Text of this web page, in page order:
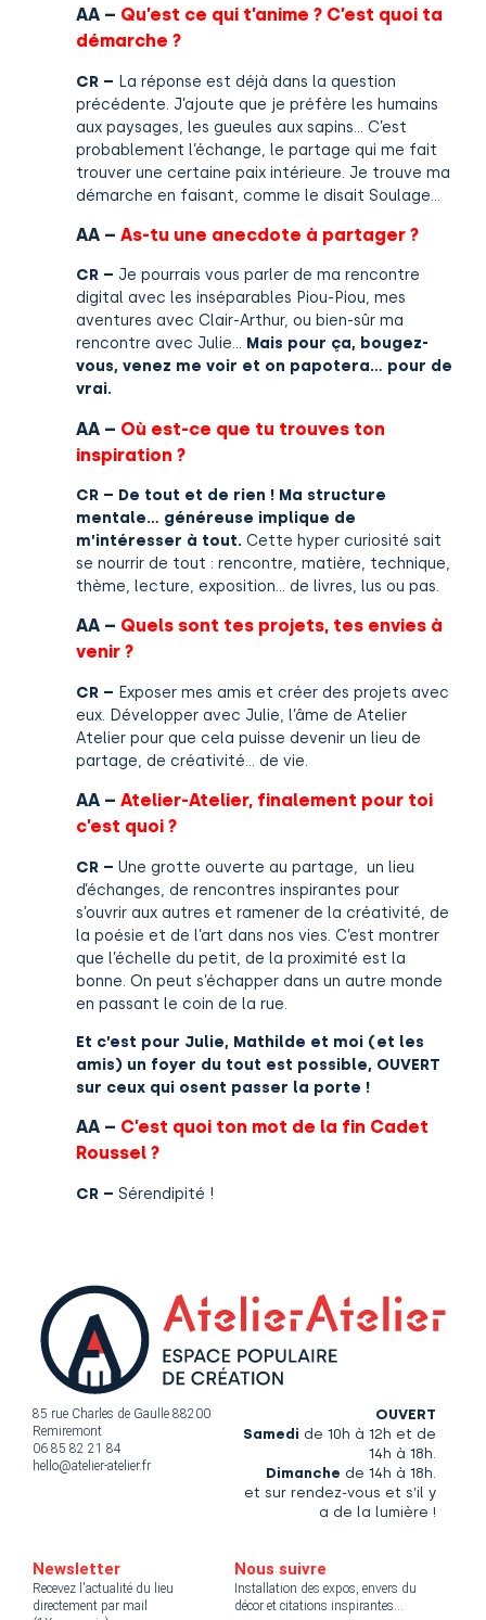
AA – Qu’est ce qui t’anime ? C’est quoi ta
démarche ?
CR – La réponse est déjà dans la question
précédente. J’ajoute que je préfère les humains
aux paysages, les gueules aux sapins… C’est
probablement l’échange, le partage qui me fait
trouver une certaine paix intérieure. Je trouve ma
démarche en faisant, comme le disait Soulage…
AA – As-tu une anecdote à partager ?
CR – Je pourrais vous parler de ma rencontre
digital avec les inséparables Piou-Piou, mes
aventures avec Clair-Arthur, ou bien-sûr ma
rencontre avec Julie… Mais pour ça, bougez-
vous, venez me voir et on papotera… pour de
vrai.
AA – Où est-ce que tu trouves ton
inspiration ?
CR – De tout et de rien ! Ma structure
mentale… généreuse implique de
m’intéresser à tout. Cette hyper curiosité sait
se nourrir de tout : rencontre, matière, technique,
thème, lecture, exposition… de livres, lus ou pas.
AA – Quels sont tes projets, tes envies à
venir ?
CR – Exposer mes amis et créer des projets avec
eux. Développer avec Julie, l’âme de Atelier
Atelier pour que cela puisse devenir un lieu de
partage, de créativité… de vie.
AA – Atelier-Atelier, finalement pour toi
c’est quoi ?
CR – Une grotte ouverte au partage, un lieu
d’échanges, de rencontres inspirantes pour
s’ouvrir aux autres et ramener de la créativité, de
la poésie et de l’art dans nos vies. C’est montrer
que l’échelle du petit, de la proximité est la
bonne. On peut s’échapper dans un autre monde
en passant le coin de la rue.
Et c’est pour Julie, Mathilde et moi (et les
amis) un foyer du tout est possible, OUVERT
sur ceux qui osent passer la porte !
AA – C’est quoi ton mot de la fin Cadet
Roussel ?
CR – Sérendipité !
85 rue Charles de Gaulle 88200
Remiremont
06 85 82 21 84
hello@atelier-atelier.fr
OUVERT
Samedi de 10h à 12h et de
14h à 18h.
Dimanche de 14h à 18h.
et sur rendez-vous et s’il y
a de la lumière !
Newsletter
Recevez l'actualité du lieu
directement par mail
Nous suivre
Installation des expos, envers du
décor et citations inspirantes...